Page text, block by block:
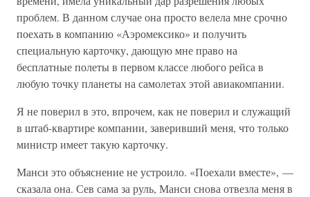
проблем. В данном случае она просто велела мне срочно
поехать в компанию «Аэромексико» и получить
специальную карточку, дающую мне право на
бесплатные полеты в первом классе любого рейса в
любую точку планеты на самолетах этой авиакомпании.
Я не поверил в это, впрочем, как не поверил и служащий
в штаб-квартире компании, заверивший меня, что только
министр имеет такую карточку.
Манси это объяснение не устроило. «Поехали вместе», —
сказала она. Сев сама за руль, Манси снова отвезла меня в